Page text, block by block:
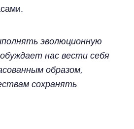
эволюционную
нас вести себя
образом,
сохранять